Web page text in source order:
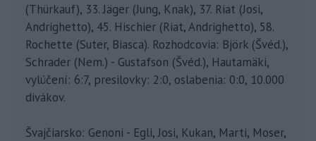
(Thürkauf), 33. Jäger (Jung, Knak), 37. Riat (Josi,
Andrighetto), 45. Hischier (Riat, Andrighetto), 58.
Rochette (Suter, Biasca). Rozhodcovia: Björk (Švéd.),
Schrader (Nem.) - Gustafson (Švéd.), Hautamäki,
vylúčení: 6:7, presilovky: 2:0, oslabenia: 0:0, 10.000
divákov.
Švajčiarsko: Genoni - Egli, Josi, Kukan, Marti, Moser,